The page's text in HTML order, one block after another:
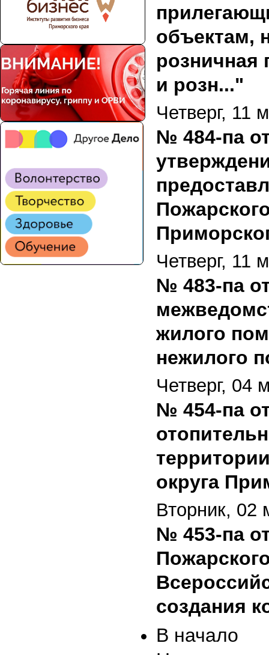
объектам,
розничная
и розн..."
Четверг, 11
№ 484-па
Четверг, 11
№ 483-па
жилого
нежилого
Четверг, 04
№ 454-па
округа
Вторник, 02
№ 453-па
создания
В начало